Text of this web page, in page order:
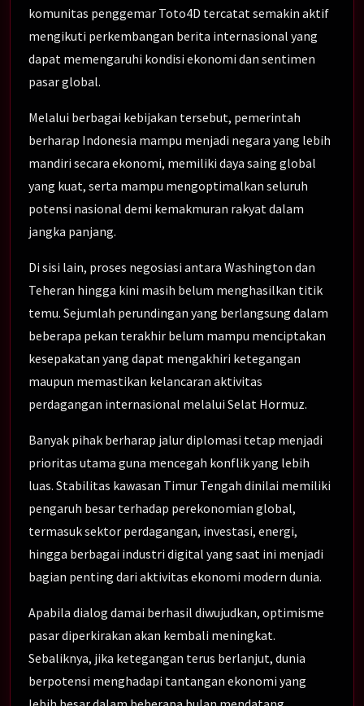
komunitas penggemar Toto4D tercatat semakin aktif
mengikuti perkembangan berita internasional yang
dapat memengaruhi kondisi ekonomi dan sentimen
pasar global.
Melalui berbagai kebijakan tersebut, pemerintah
berharap Indonesia mampu menjadi negara yang lebih
mandiri secara ekonomi, memiliki daya saing global
yang kuat, serta mampu mengoptimalkan seluruh
potensi nasional demi kemakmuran rakyat dalam
jangka panjang.
Di sisi lain, proses negosiasi antara Washington dan
Teheran hingga kini masih belum menghasilkan titik
temu. Sejumlah perundingan yang berlangsung dalam
beberapa pekan terakhir belum mampu menciptakan
kesepakatan yang dapat mengakhiri ketegangan
maupun memastikan kelancaran aktivitas
perdagangan internasional melalui Selat Hormuz.
Banyak pihak berharap jalur diplomasi tetap menjadi
prioritas utama guna mencegah konflik yang lebih
luas. Stabilitas kawasan Timur Tengah dinilai memiliki
pengaruh besar terhadap perekonomian global,
termasuk sektor perdagangan, investasi, energi,
hingga berbagai industri digital yang saat ini menjadi
bagian penting dari aktivitas ekonomi modern dunia.
Apabila dialog damai berhasil diwujudkan, optimisme
pasar diperkirakan akan kembali meningkat.
Sebaliknya, jika ketegangan terus berlanjut, dunia
berpotensi menghadapi tantangan ekonomi yang